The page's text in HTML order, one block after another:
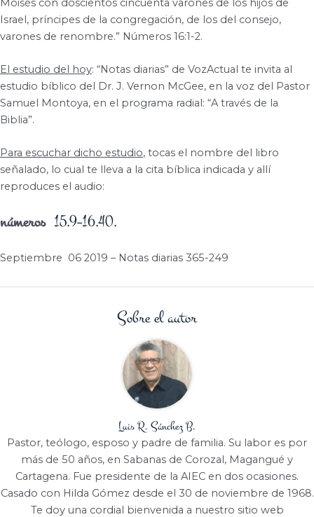
Moisés con doscientos cincuenta varones de los hijos de
Israel, príncipes de la congregación, de los del consejo,
varones de renombre.” Números 16:1-2.
El estudio del hoy: “Notas diarias” de VozActual te invita al
estudio bíblico del Dr. J. Vernon McGee, en la voz del Pastor
Samuel Montoya, en el programa radial: “A través de la
Biblia”.
Para escuchar dicho estudio, tocas el nombre del libro
señalado, lo cual te lleva a la cita bíblica indicada y allí
reproduces el audio:
números 15.9–16.40.
Septiembre 06 2019 – Notas diarias 365-249
Sobre el autor
Luis R. Sánchez B.
Pastor, teólogo, esposo y padre de familia. Su labor es por
más de 50 años, en Sabanas de Corozal, Magangué y
Cartagena. Fue presidente de la AIEC en dos ocasiones.
Casado con Hilda Gómez desde el 30 de noviembre de 1968.
Te doy una cordial bienvenida a nuestro sitio web